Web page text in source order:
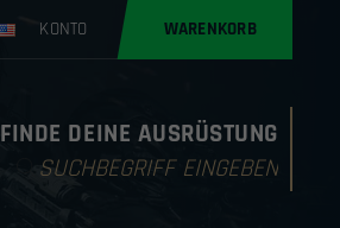
KONTO WARENKORB
FINDE DEINE AUSRÜSTUNG
Products